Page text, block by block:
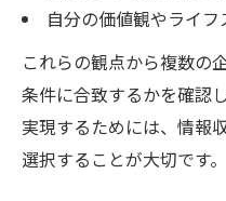
自分の価値観やライ
これらの観点から複数の
条件に合致するかを確認
実現するためには、情報
選択することが大切です。